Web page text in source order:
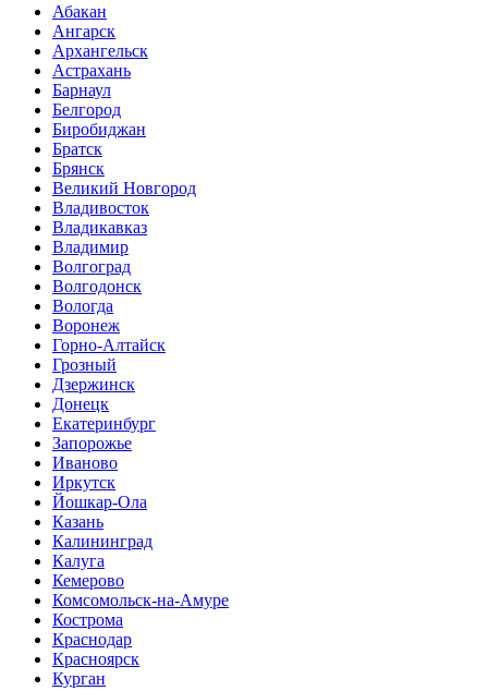
Абакан
Ангарск
Архангельск
Астрахань
Барнаул
Белгород
Биробиджан
Братск
Брянск
Великий Новгород
Владивосток
Владикавказ
Владимир
Волгоград
Волгодонск
Вологда
Воронеж
Горно-Алтайск
Грозный
Дзержинск
Донецк
Екатеринбург
Запорожье
Иваново
Иркутск
Йошкар-Ола
Казань
Калининград
Калуга
Кемерово
Комсомольск-на-Амуре
Кострома
Краснодар
Красноярск
Курган